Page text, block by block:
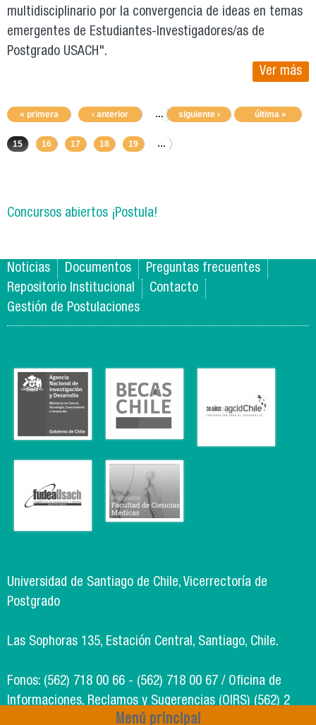
Menú principal
multidisciplinario por la convergencia de ideas en temas
emergentes de Estudiantes-Investigadores/as de
Postgrado USACH".
Ver más
« primera ‹ anterior … 11 12 14
15 16 17 18 19 …
siguiente › última »
Concursos abiertos ¡Postula!
Noticias Documentos
Preguntas frecuentes
Repositorio Institucional
Contacto
Gestión de Postulaciones
Universidad de Santiago de Chile, Vicerrectoría de
Postgrado
Las Sophoras 135, Estación Central, Santiago, Chile.
Fonos: (562) 718 00 66 - (562) 718 00 67 / Oficina de
Informaciones, Reclamos y Sugerencias (OIRS) (562) 2